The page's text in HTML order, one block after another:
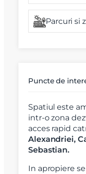
Parcuri si
Puncte de
Spatiul este
intr-o zona
acces rapid
Alexandriei,
Sebastian.
In apropiere